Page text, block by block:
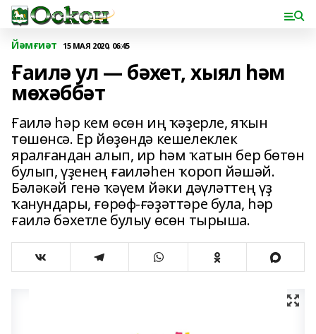
Йәмғиәт 15 МАЯ 2020, 06:45
Ғаилә ул — бәхет, хыял һәм
мөхәббәт
Ғаилә һәр кем өсөн иң ҡәҙерле, яҡын
төшөнсә. Ер йөҙөндә кешелеклек
яралғандан алып, ир һәм ҡатын бер бөтөн
булып, үҙенең ғаиләһен ҡороп йәшәй.
Бәләкәй генә ҡәүем йәки дәүләттең үҙ
ҡанундары, ғөрөф-ғәҙәттәре була, һәр
ғаилә бәхетле булыу өсөн тырыша.